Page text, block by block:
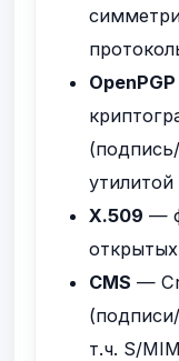
OpenPGP
утилитой
X.509 —
CMS —
т.ч. S/